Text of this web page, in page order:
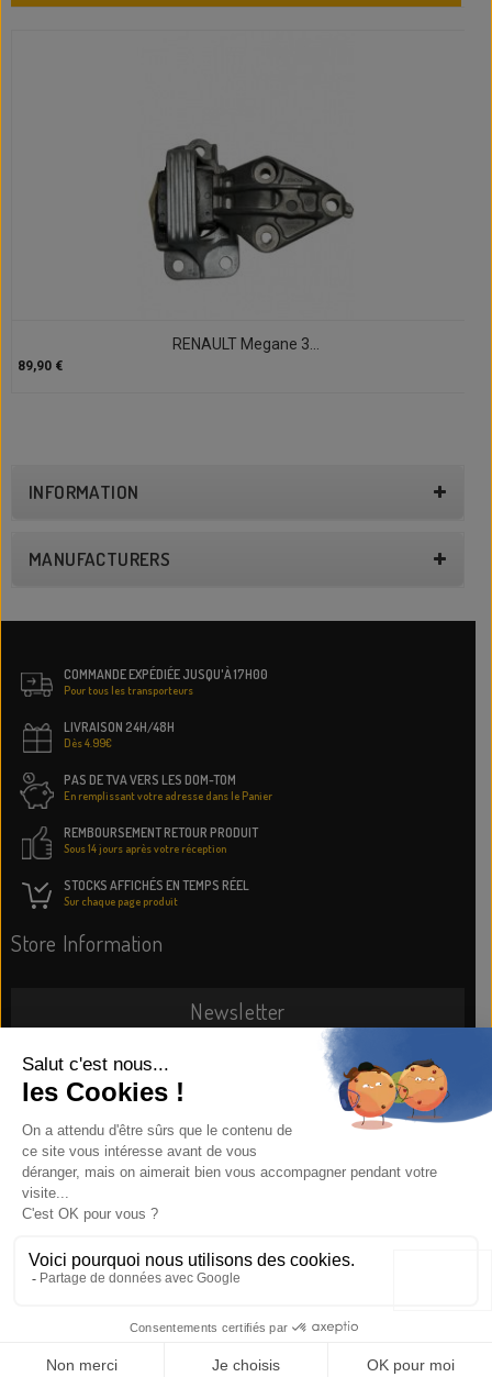
RENAULT Megane 3...
89,90 €
INFORMATION
MANUFACTURERS
COMMANDE EXPÉDIÉE JUSQU'À 17H00
Pour tous les transporteurs
LIVRAISON 24H/48H
Dès 4.99€
PAS DE TVA VERS LES DOM-TOM
En remplissant votre adresse dans le Panier
REMBOURSEMENT RETOUR PRODUIT
Sous 14 jours après votre réception
STOCKS AFFICHÉS EN TEMPS RÉEL
Sur chaque page produit
Store Information
Newsletter
Information